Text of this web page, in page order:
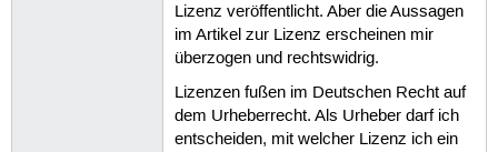
Lizenz veröffentlicht. Aber die Aussagen
im Artikel zur Lizenz erscheinen mir
überzogen und rechtswidrig.
Lizenzen fußen im Deutschen Recht auf
dem Urheberrecht. Als Urheber darf ich
entscheiden, mit welcher Lizenz ich ein